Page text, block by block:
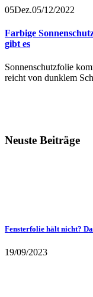
05Dez.05/12/2022
Farbige
gibt es
Sonnenschutzfolie
reicht von dunklem
Neuste Beiträge
Fensterfolie hält nicht?
19/09/2023